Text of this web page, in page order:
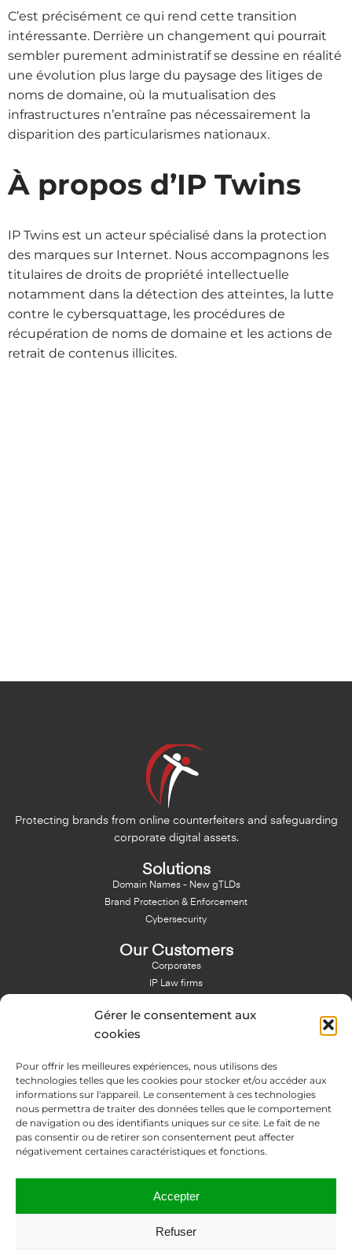
Gérer le consentement aux
cookies
Pour offrir les meilleures expériences, nous utilisons des
technologies telles que les cookies pour stocker et/ou accéder aux
informations sur l'appareil. Le consentement à ces technologies
nous permettra de traiter des données telles que le comportement
de navigation ou des identifiants uniques sur ce site. Le fait de ne
pas consentir ou de retirer son consentement peut affecter
négativement certaines caractéristiques et fonctions.
Accepter
Refuser
C’est précisément ce qui rend cette transition
intéressante. Derrière un changement qui pourrait
sembler purement administratif se dessine en réalité
une évolution plus large du paysage des litiges de
noms de domaine, où la mutualisation des
infrastructures n’entraîne pas nécessairement la
disparition des particularismes nationaux.
À propos d’IP Twins
IP Twins est un acteur spécialisé dans la protection
des marques sur Internet. Nous accompagnons les
titulaires de droits de propriété intellectuelle
notamment dans la détection des atteintes, la lutte
contre le cybersquattage, les procédures de
récupération de noms de domaine et les actions de
retrait de contenus illicites.
Protecting brands from online counterfeiters and safeguarding
corporate digital assets.
Solutions
Domain Names - New gTLDs
Brand Protection & Enforcement
Cybersecurity
Our Customers
Corporates
IP Law firms
Resources & Blog
NFT - News From There
Domain Names Search
About Us
Expertise
Team
Memberships
Contact us